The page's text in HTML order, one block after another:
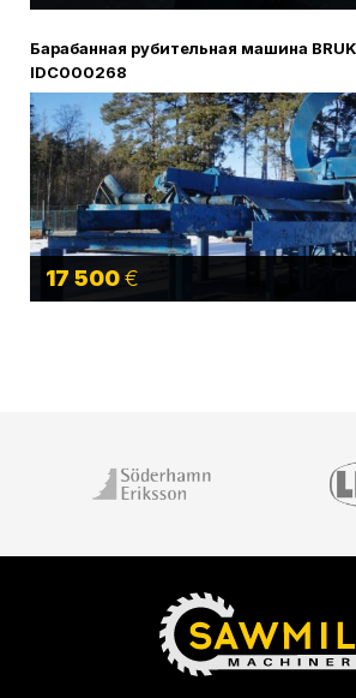
Барабанная рубительная машина
IDC000268
17 500€